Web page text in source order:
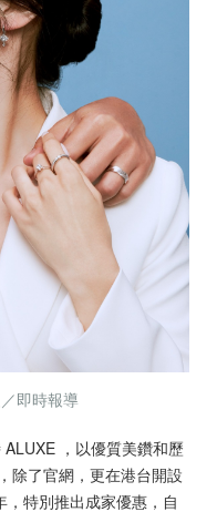
即時報導
，以優質美鑽和歷
除了官網，更在港台開設
特別推出成家優惠，自